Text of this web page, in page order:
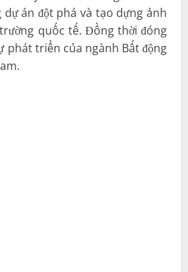
án đột phá và tạo dựng ảnh
quốc tế. Đồng thời đóng
phát triển của ngành Bất động